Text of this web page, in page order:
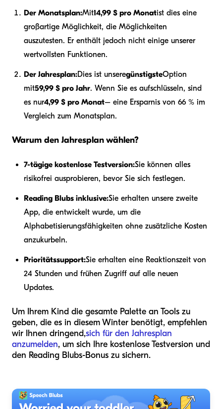
Der Monatsplan:Mit14,99 $ pro Monatist dies eine
großartige Möglichkeit, die Möglichkeiten
auszutesten. Er enthält jedoch nicht einige unserer
wertvollsten Funktionen.
Der Jahresplan:Dies ist unseregünstigsteOption
mit59,99 $ pro Jahr. Wenn Sie es aufschlüsseln, sind
es nur4,99 $ pro Monat– eine Ersparnis von 66 % im
Vergleich zum Monatsplan.
Warum den Jahresplan wählen?
7-tägige kostenlose Testversion:Sie können alles
risikofrei ausprobieren, bevor Sie sich festlegen.
Reading Blubs inklusive:Sie erhalten unsere zweite
App, die entwickelt wurde, um die
Alphabetisierungsfähigkeiten ohne zusätzliche Kosten
anzukurbeln.
Prioritätssupport:Sie erhalten eine Reaktionszeit von
24 Stunden und frühen Zugriff auf alle neuen
Updates.
Um Ihrem Kind die gesamte Palette an Tools zu
geben, die es in diesem Winter benötigt, empfehlen
wir Ihnen dringend,sich für den Jahresplan
anzumelden, um sich Ihre kostenlose Testversion und
den Reading Blubs-Bonus zu sichern.